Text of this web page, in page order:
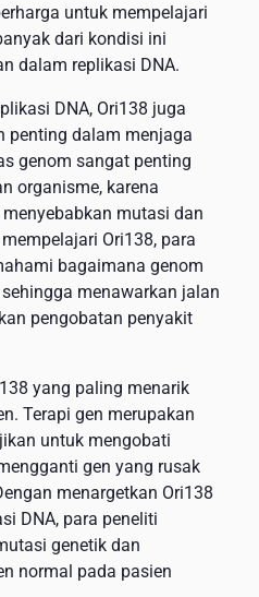
untuk mempelajari
dari kondisi ini
dalam replikasi DNA.
DNA, Ori138 juga
penting dalam menjaga
genom sangat penting
organisme, karena
mutasi dan
Ori138, para
bagaimana genom
menawarkan jalan
pengobatan penyakit
yang paling menarik
Terapi gen merupakan
untuk mengobati
gen yang rusak
menargetkan Ori138
DNA, para peneliti
genetik dan
normal pada pasien